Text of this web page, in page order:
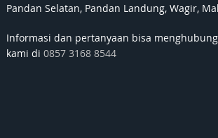
Pandan Selatan, Pandan Landung, Wagir,
Informasi dan pertanyaan bisa
kami di 0857 3168 8544